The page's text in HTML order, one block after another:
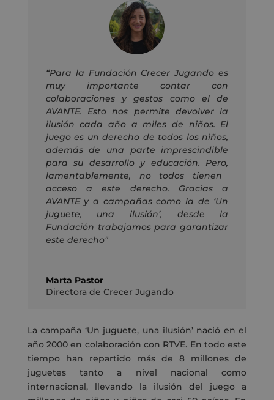
“Para la Fundación Crecer Jugando es
muy importante contar con
colaboraciones y gestos como el de
AVANTE. Esto nos permite devolver la
ilusión cada año a miles de niños. El
juego es un derecho de todos los niños,
además de una parte imprescindible
para su desarrollo y educación. Pero,
lamentablemente, no todos tienen
acceso a este derecho. Gracias a
AVANTE y a campañas como la de ‘Un
juguete, una ilusión’, desde la
Fundación trabajamos para garantizar
este derecho”
Marta Pastor
Directora de Crecer Jugando
La campaña ‘Un juguete, una ilusión’ nació en el
año 2000 en colaboración con RTVE. En todo este
tiempo han repartido más de 8 millones de
juguetes tanto a nivel nacional como
internacional, llevando la ilusión del juego a